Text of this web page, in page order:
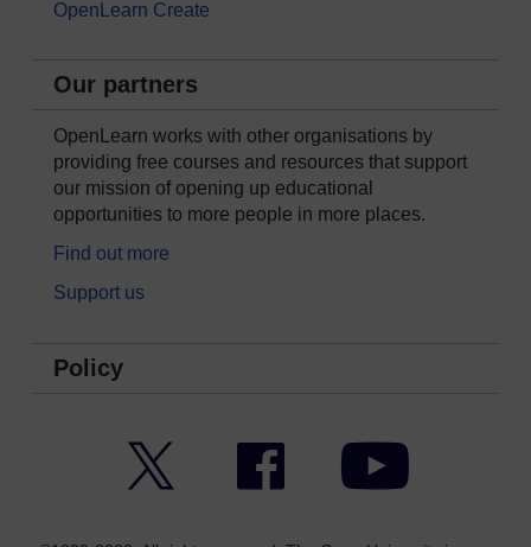
OpenLearn Create
Our partners
OpenLearn works with other organisations by
providing free courses and resources that support
our mission of opening up educational
opportunities to more people in more places.
Find out more
Support us
Policy
Facebook YouTube